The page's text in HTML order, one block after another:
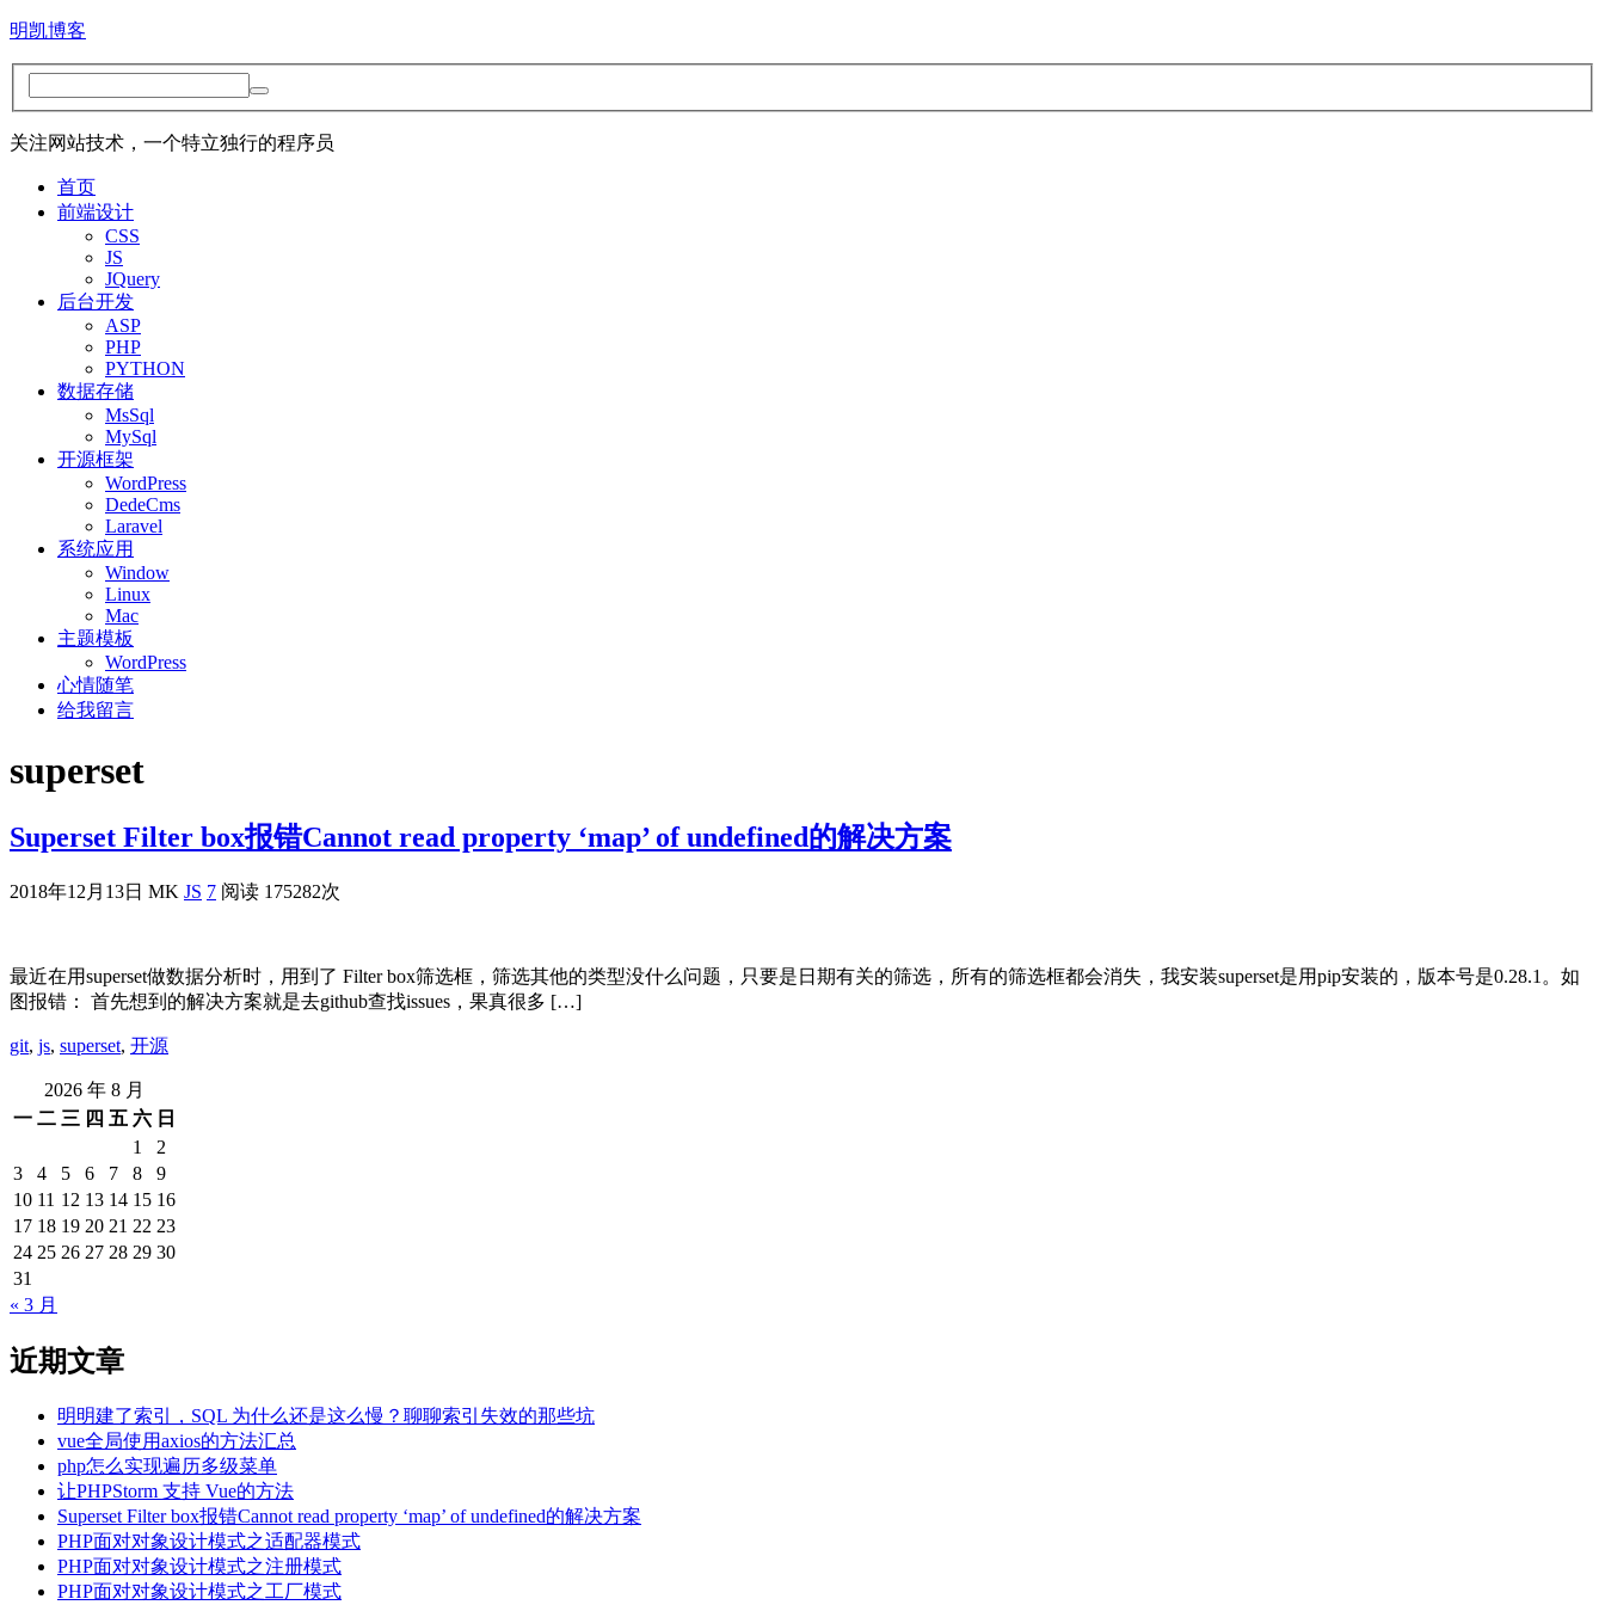
明凯博客
关注网站技术，一个特立独行的程序员
首页
前端设计
CSS
JS
JQuery
后台开发
ASP
PHP
PYTHON
数据存储
MsSql
MySql
开源框架
WordPress
DedeCms
Laravel
系统应用
Window
Linux
Mac
主题模板
WordPress
心情随笔
给我留言
superset
Superset Filter box报错Cannot read property ‘map’ of undefined的解决方案
2018年12月13日 MK JS 7 阅读 175282次
最近在用superset做数据分析时，用到了 Filter box筛选框，筛选其他的类型没什么问题，只要是日期有关的筛选，所有的筛选框都会消失，我安装superset是用pip安装的，版本号是0.28.1。如
图报错： 首先想到的解决方案就是去github查找issues，果真很多 […]
git, js, superset, 开源
2026 年 8 月
一 二 三 四 五 六 日
1
2
3
4 5 6 7 8
9
10 11 12 13 14 15 16
17 18 19 20 21 22 23
24 25 26 27 28 29 30
31
« 3 月
近期文章
明明建了索引，SQL 为什么还是这么慢？聊聊索引失效的那些坑
vue全局使用axios的方法汇总
php怎么实现遍历多级菜单
让PHPStorm 支持 Vue的方法
Superset Filter box报错Cannot read property ‘map’ of undefined的解决方案
PHP面对对象设计模式之适配器模式
PHP面对对象设计模式之注册模式
PHP面对对象设计模式之工厂模式